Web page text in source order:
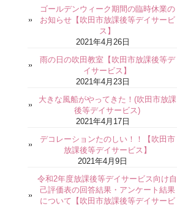
ゴールデンウィーク期間の臨時休業の
お知らせ【吹田市放課後等デイサービ
ス】
2021年4月26日
雨の日の吹田教室【吹田市放課後等デ
イサービス】
2021年4月23日
大きな風船がやってきた！(吹田市放課
後等デイサービス)
2021年4月17日
デコレーションたのしい！！【吹田市
放課後等デイサービス】
2021年4月9日
令和2年度放課後等デイサービス向け自
己評価表の回答結果・アンケート結果
について【吹田市放課後等デイサービ